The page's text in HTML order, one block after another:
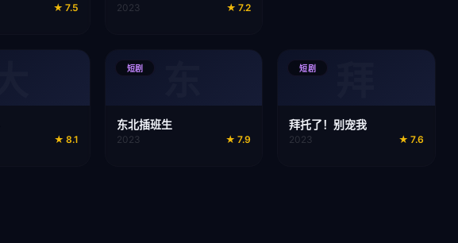
★ 7.5 2023 ★ 7.2
★ 8.1
短剧
东北插班生
2023 ★ 7.9
短剧
拜托了！别宠我
2023 ★ 7.6